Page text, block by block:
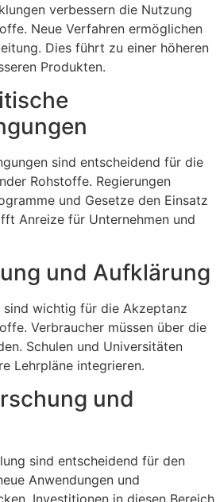
verbessern die Nutzung
Neue Verfahren ermöglichen
Dies führt zu einer höheren
Produkten.
sind entscheidend für die
Rohstoffe. Regierungen
und Gesetze den Einsatz
Anreize für Unternehmen und
und Aufklärung
sind wichtig für die Akzeptanz
Verbraucher müssen über die
Schulen und Universitäten
Lehrpläne integrieren.
und
sind entscheidend für den
Anwendungen und
Investitionen in diesen Bereich